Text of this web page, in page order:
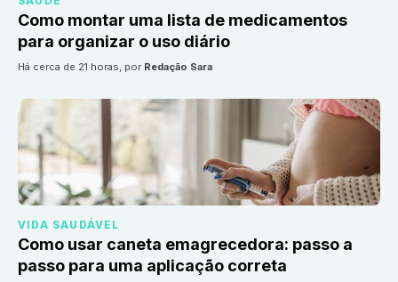
Como montar uma lista de medicamentos
para organizar o uso diário
há cerca de 21 horas, por Redação Sara
VIDA SAUDÁVEL
Como usar caneta emagrecedora: passo a
passo para uma aplicação correta